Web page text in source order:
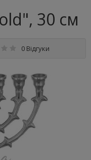
30 см
0 Відгуки